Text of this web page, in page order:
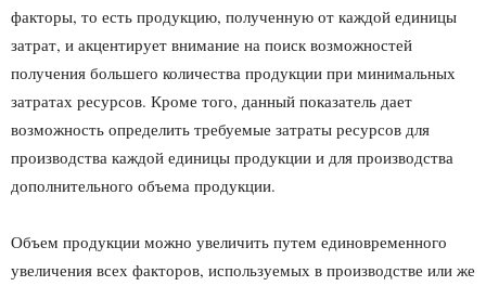
факторы, то есть продукцию, полученную от каждой единицы
затрат, и акцентирует внимание на поиск возможностей
получения большего количества продукции при минимальных
затратах ресурсов. Кроме того, данный показатель дает
возможность определить требуемые затраты ресурсов для
производства каждой единицы продукции и для производства
дополнительного объема продукции.
Объем продукции можно увеличить путем единовременного
увеличения всех факторов, используемых в производстве или же